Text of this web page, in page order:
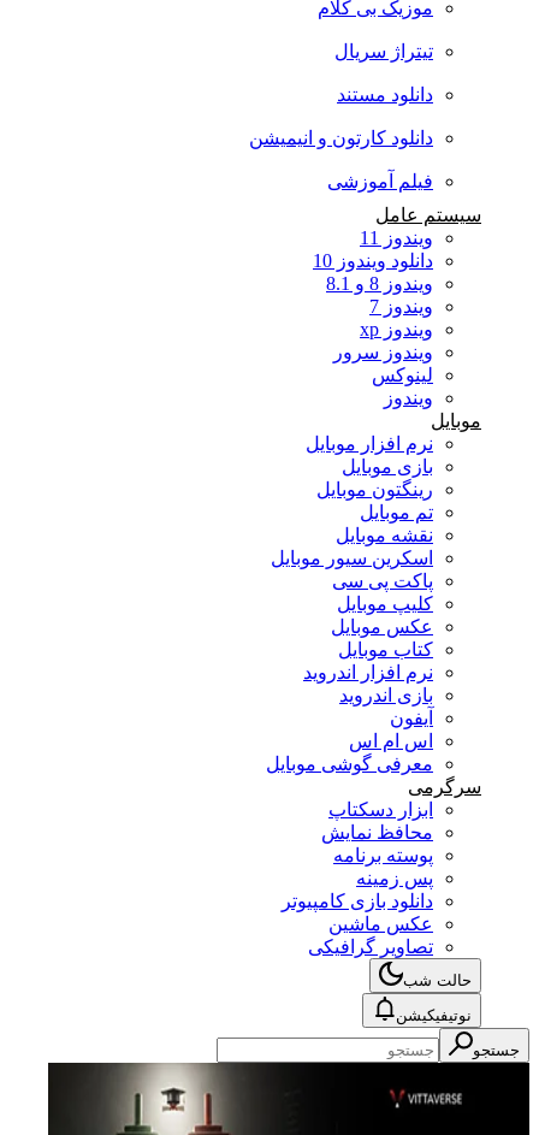
موزیک بی کلام
تیتراژ سریال
دانلود مستند
دانلود کارتون و انیمیشن
فیلم آموزشی
سیستم عامل
ویندوز 11
دانلود ویندوز 10
ویندوز 8 و 8.1
ویندوز 7
ویندوز xp
ویندوز سرور
لینوکس
ویندوز
موبایل
نرم افزار موبایل
بازی موبایل
رینگتون موبایل
تم موبایل
نقشه موبایل
اسکرین سیور موبایل
پاکت پی سی
کلیپ موبایل
عکس موبایل
کتاب موبایل
نرم افزار اندروید
بازی اندروید
آیفون
اس ام اس
معرفی گوشی موبایل
سرگرمی
ابزار دسکتاپ
محافظ نمایش
پوسته برنامه
پس زمینه
دانلود بازی کامپیوتر
عکس ماشین
تصاویر گرافیکی
حالت شب
نوتیفیکیشن
جستجو